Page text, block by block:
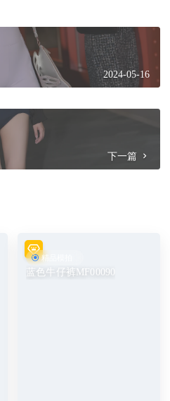
2024-05-16
下一篇
精品模拍
蓝色牛仔裤MF00090